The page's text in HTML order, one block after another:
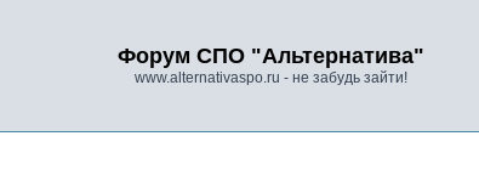
Форум СПО "Альтернатива"
www.alternativaspo.ru - не забудь зайти!